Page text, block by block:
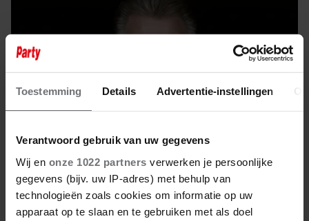
Toestemming Details Advertentie-instellingen
Verantwoord gebruik van uw gegevens
Wij en onze 1022 partners verwerken je persoonlijke
gegevens (bijv. uw IP-adres) met behulp van
technologieën zoals cookies om informatie op uw
apparaat op te slaan en te gebruiken met als doel
27 april 2025